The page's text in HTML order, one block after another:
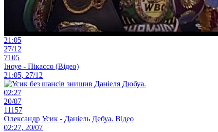
21:05
27/12
7105
Іноуе - Пікассо (Відео)
21:05, 27/12
02:27
20/07
11157
Олександр Усик - Даніель Дебуа. Відео
02:27, 20/07